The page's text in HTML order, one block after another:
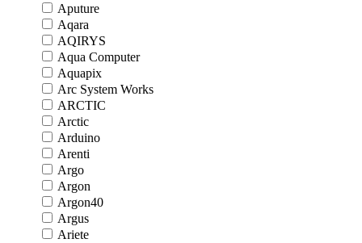
Aputure
Aqara
AQIRYS
Aqua Computer
Aquapix
Arc System Works
ARCTIC
Arctic
Arduino
Arenti
Argo
Argon
Argon40
Argus
Ariete